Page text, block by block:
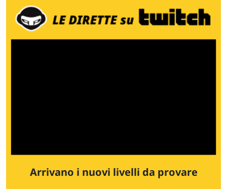
Arrivano i nuovi livelli da provare